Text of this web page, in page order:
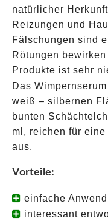
natürlicher
Reizungen und
Fälschungen sind
Rötungen
Produkte ist sehr
Das
weiß – silbernen
bunten
ml, reichen für
aus.
Vorteile:
einfache
interessant